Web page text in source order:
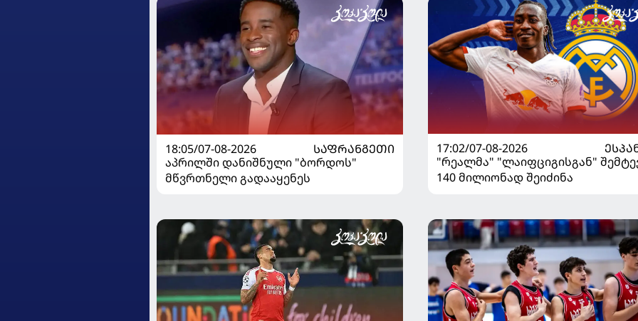
18:05/07-08-2026
ᲡᲐᲤᲠᲐᲜᲒᲔᲗᲘ
აპრილში დანიშნული "ბორდოს"
მწვრთნელი გადააყენეს
17:02/07-08-2026
"რეალმა" "ლაიფციგისგან"
140 მილიონად შეიძინა